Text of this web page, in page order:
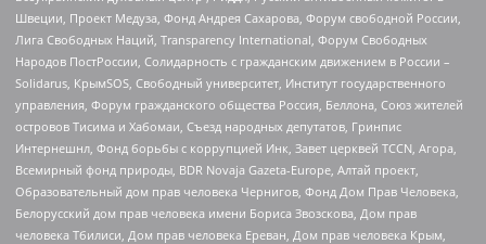
Швеции, Проект Медуза, Фонд Андрея Сахарова, Форум свободной России,
Лига Свободных Наций, Transparеncy International, Форум Свободных
Народов ПостРоссии, Солидарность с гражданским движением в России –
Solidarus, КрымSOS, Свободный университет, Институт государственного
управления, Форум гражданского общества Россия, Беллона, Союз жителей
островов Тисима и Хабомаи, Съезд народных депутатов, Гринпис
Интернешнл, Фонд борьбы с коррупцией Инк, Завет церквей TCCN, Агора,
Всемирный фонд природы, BDR Novaja Gazeta-Europe, Алтай проект,
Образовательный дом прав человека Чернигов, Фонд Дом Прав Человека,
Белорусский дом прав человека имени Бориса Звозскова, Дом прав
человека Тбилиси, Дом прав человека Ереван, Дом прав человека Крым,